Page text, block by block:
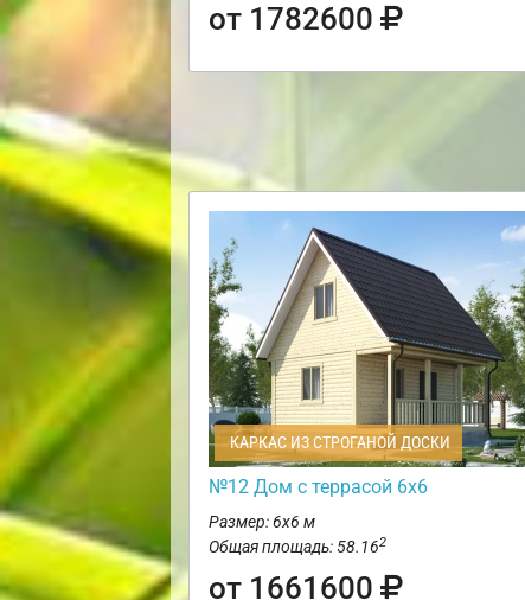
от 1782600
КАРКАС ИЗ СТРОГАНОЙ ДОСКИ
№12 Дом с террасой 6х6
Размер: 6х6 м
Общая площадь: 58.162
от 1661600